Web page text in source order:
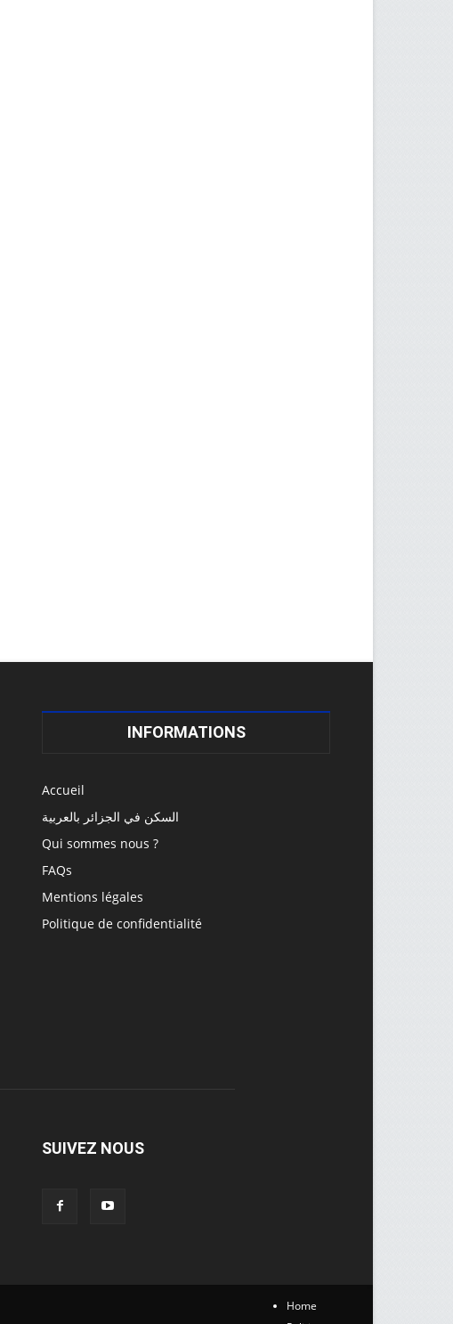
INFORMATIONS
Accueil
السكن في الجزائر بالعربية
Qui sommes nous ?
FAQs
Mentions légales
Politique de confidentialité
SUIVEZ NOUS
Home